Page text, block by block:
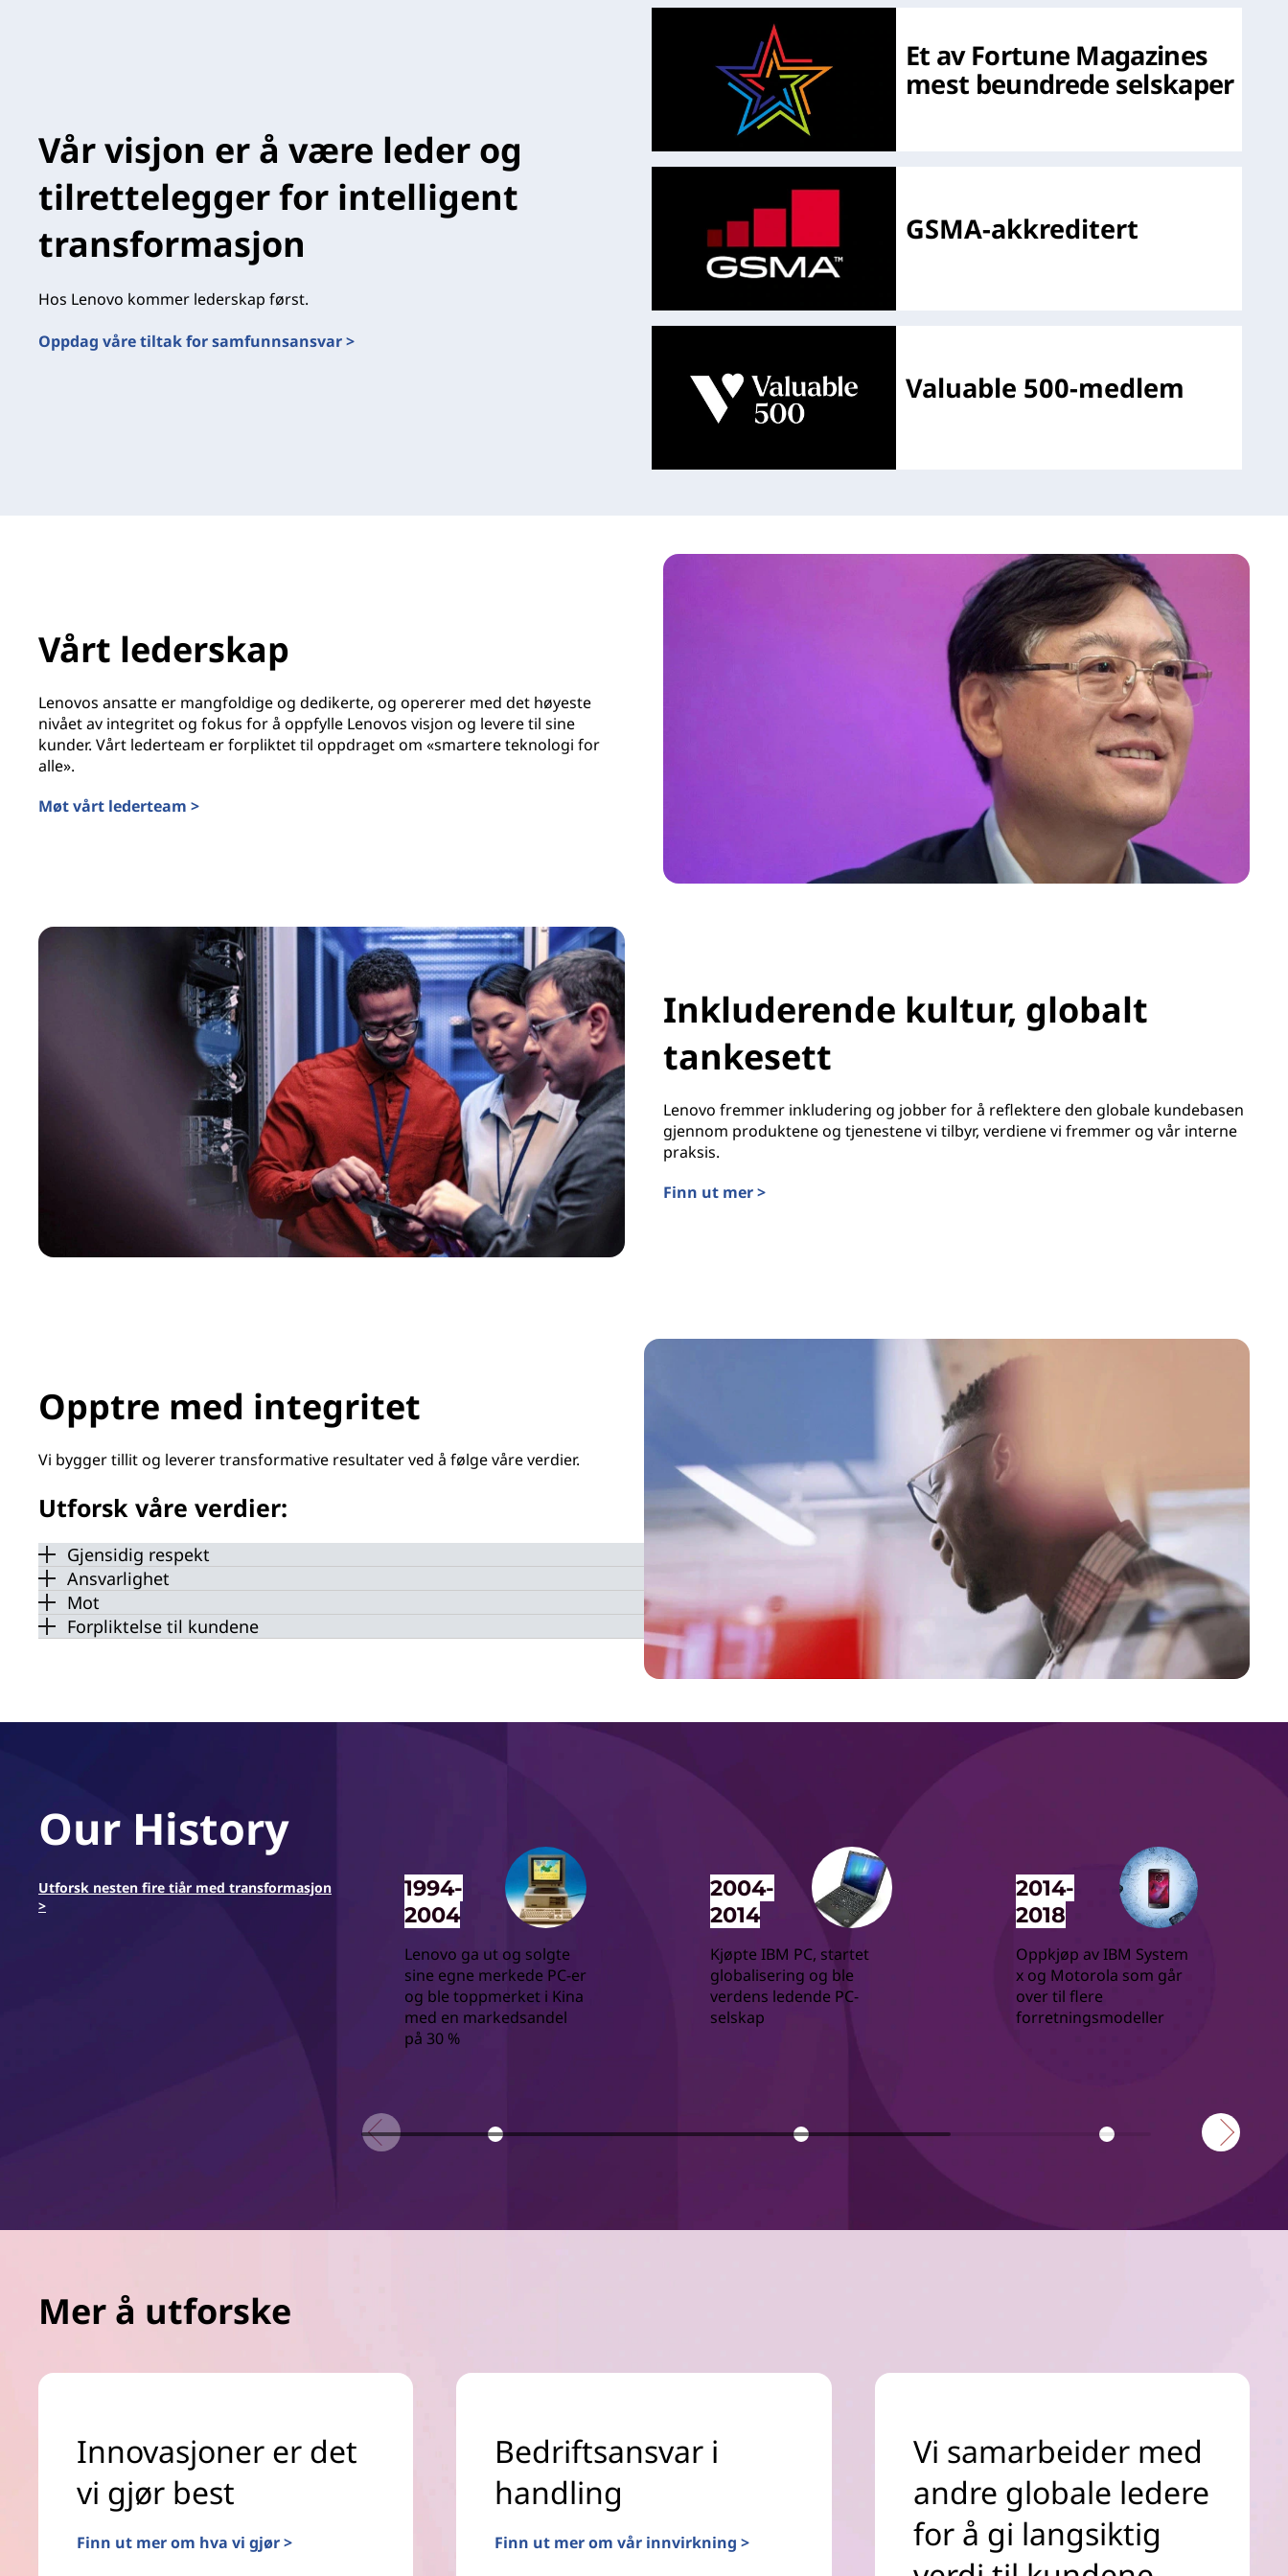
Vår visjon er å være leder og
tilrettelegger for intelligent
transformasjon
Hos Lenovo kommer lederskap først.
Oppdag våre tiltak for samfunnsansvar >
Et av Fortune Magazines
mest beundrede selskaper
GSMA-akkreditert
Valuable 500-medlem
Vårt lederskap
Lenovos ansatte er mangfoldige og dedikerte, og opererer med det høyeste
nivået av integritet og fokus for å oppfylle Lenovos visjon og levere til sine
kunder. Vårt lederteam er forpliktet til oppdraget om «smartere teknologi for
alle».
Møt vårt lederteam >
Inkluderende kultur, globalt
tankesett
Lenovo fremmer inkludering og jobber for å reflektere den globale kundebasen
gjennom produktene og tjenestene vi tilbyr, verdiene vi fremmer og vår interne
praksis.
Finn ut mer >
Opptre med integritet
Vi bygger tillit og leverer transformative resultater ved å følge våre verdier.
Utforsk våre verdier:
Gjensidig respekt
Ansvarlighet
Mot
Forpliktelse til kundene
Our History
Utforsk nesten fire tiår med transformasjon
>
1994-
2004
Lenovo ga ut og solgte
sine egne merkede PC-er
og ble toppmerket i Kina
med en markedsandel
på 30 %
2004-
2014
Kjøpte IBM PC, startet
globalisering og ble
verdens ledende PC-
selskap
2014-
2018
Oppkjøp av IBM System
x og Motorola som går
over til flere
forretningsmodeller
Mer å utforske
Innovasjoner er det
vi gjør best
Finn ut mer om hva vi gjør >
Bedriftsansvar i
handling
Finn ut mer om vår innvirkning >
Vi samarbeider med
andre globale ledere
for å gi langsiktig